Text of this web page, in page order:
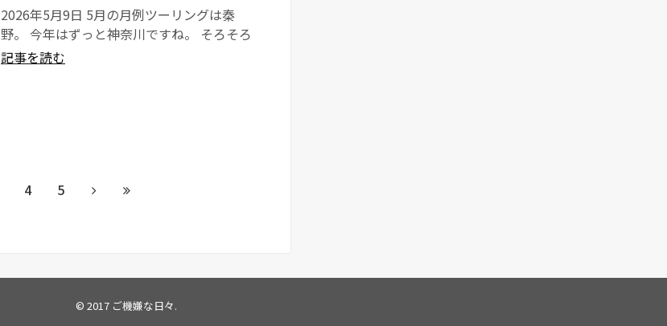
2026年5月9日 5月の月例ツーリングは秦
野。 今年はずっと神奈川ですね。 そろそろ
関東八十八か所にチャレンジす...
記事を読む
4 5
© 2017 ご機嫌な日々.